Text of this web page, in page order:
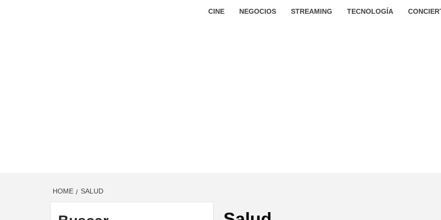
CINE NEGOCIOS STREAMING TECNOLOGÍA
HOME SALUD